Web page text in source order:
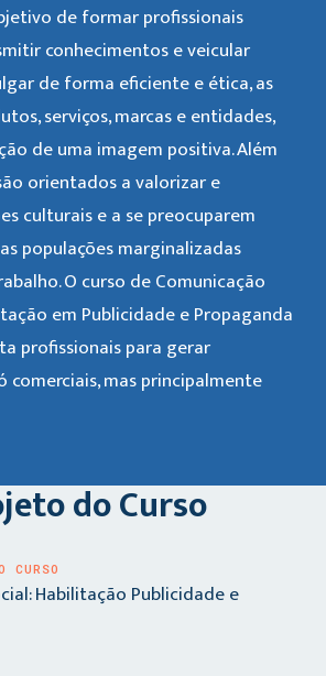
de formar profissionais
conhecimentos e veicular
de forma eficiente e ética, as
serviços, marcas e entidades,
de uma imagem positiva. Além
orientados a valorizar e
culturais e a se preocuparem
populações marginalizadas
O curso de Comunicação
em Publicidade e Propaganda
profissionais para gerar
comerciais, mas principalmente
do Curso
CURSO
Habilitação Publicidade e